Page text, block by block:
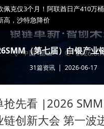
佩克仅3个月！阿联酋日产410万
高，沙特急降价
标拉响警报！美银牛熊信号触及
最高纪录
国非农大考，“弱7月”魔咒会重演
年均不及预期
（第七届）白银产业
31篇资讯| 2026-06-17
先看 |2026 SMM
链创新大会 第一波